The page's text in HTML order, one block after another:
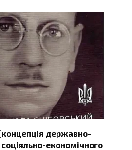
державно-
економічного